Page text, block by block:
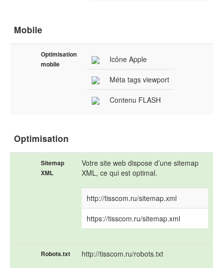
Mobile
Optimisation
mobile
Icône Apple
Méta tags viewport
Contenu FLASH
Optimisation
Sitemap
XML
Votre site web dispose d’une sitemap
XML, ce qui est optimal.
http://tisscom.ru/sitemap.xml
https://tisscom.ru/sitemap.xml
Robots.txt
http://tisscom.ru/robots.txt